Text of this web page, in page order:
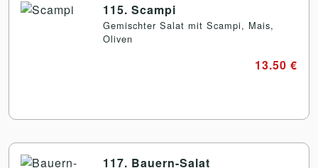
115. Scampi
Gemischter Salat mit Scampi, Mais,
Oliven
13.50 €
117. Bauern-Salat